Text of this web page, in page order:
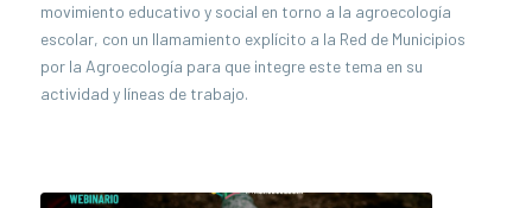
movimiento educativo y social en torno a la agroecología
escolar, con un llamamiento explícito a la Red de Municipios
por la Agroecología para que integre este tema en su
actividad y líneas de trabajo.